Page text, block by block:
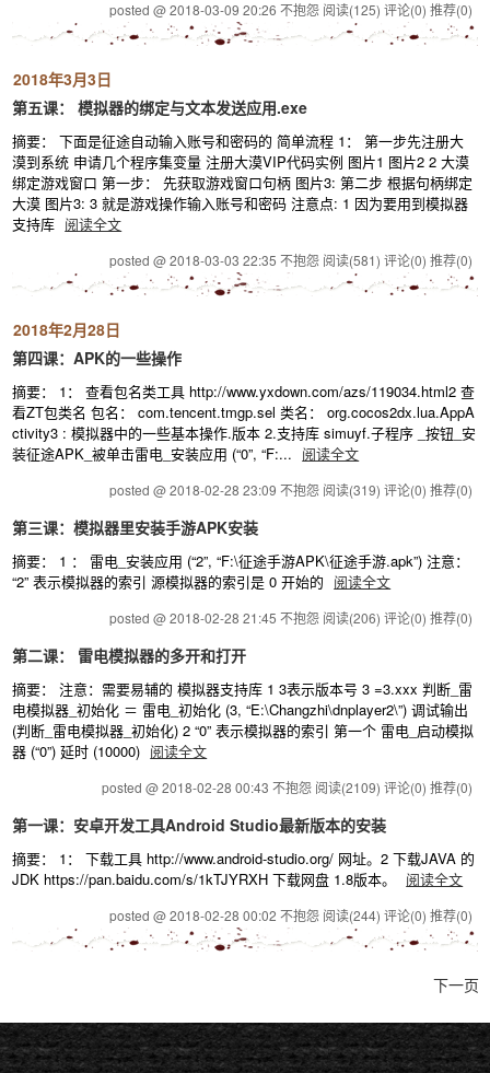
posted @ 2018-03-09 20:26 不抱怨 阅读(125) 评论(0) 推荐(0)
2018年3月3日
第五课： 模拟器的绑定与文本发送应用.exe
摘要： 下面是征途自动输入账号和密码的 简单流程 1： 第一步先注册大
漠到系统 申请几个程序集变量 注册大漠VIP代码实例 图片1 图片2 2 大漠
绑定游戏窗口 第一步： 先获取游戏窗口句柄 图片3: 第二步 根据句柄绑定
大漠 图片3: 3 就是游戏操作输入账号和密码 注意点: 1 因为要用到模拟器
支持库 阅读全文
posted @ 2018-03-03 22:35 不抱怨 阅读(581) 评论(0) 推荐(0)
2018年2月28日
第四课：APK的一些操作
摘要： 1： 查看包名类工具 http://www.yxdown.com/azs/119034.html2 查
看ZT包类名 包名： com.tencent.tmgp.sel 类名： org.cocos2dx.lua.AppA
ctivity3 : 模拟器中的一些基本操作.版本 2.支持库 simuyf.子程序 _按钮_安
装征途APK_被单击雷电_安装应用 (“0”, “F:... 阅读全文
posted @ 2018-02-28 23:09 不抱怨 阅读(319) 评论(0) 推荐(0)
第三课：模拟器里安装手游APK安装
摘要： 1 ： 雷电_安装应用 (“2”, “F:\征途手游APK\征途手游.apk”) 注意：
“2” 表示模拟器的索引 源模拟器的索引是 0 开始的 阅读全文
posted @ 2018-02-28 21:45 不抱怨 阅读(206) 评论(0) 推荐(0)
第二课： 雷电模拟器的多开和打开
摘要： 注意：需要易辅的 模拟器支持库 1 3表示版本号 3 =3.xxx 判断_雷
电模拟器_初始化 ＝ 雷电_初始化 (3, “E:\Changzhi\dnplayer2\”) 调试输出
(判断_雷电模拟器_初始化) 2 “0” 表示模拟器的索引 第一个 雷电_启动模拟
器 (“0”) 延时 (10000) 阅读全文
posted @ 2018-02-28 00:43 不抱怨 阅读(2109) 评论(0) 推荐(0)
第一课：安卓开发工具Android Studio最新版本的安装
摘要： 1： 下载工具 http://www.android-studio.org/ 网址。2 下载JAVA 的
JDK https://pan.baidu.com/s/1kTJYRXH 下载网盘 1.8版本。
阅读全文
posted @ 2018-02-28 00:02 不抱怨 阅读(244) 评论(0) 推荐(0)
下一页